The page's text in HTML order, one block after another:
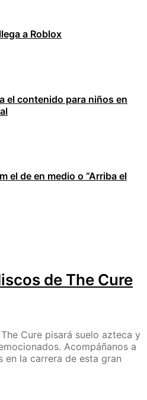
a Roblox
el contenido para niños en
el de en medio o “Arriba el
de The Cure
Cure pisará suelo azteca y
Acompáñanos a
en la carrera de esta gran